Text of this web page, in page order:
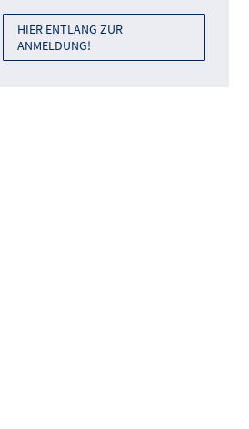
HIER ENTLANG ZUR
ANMELDUNG!